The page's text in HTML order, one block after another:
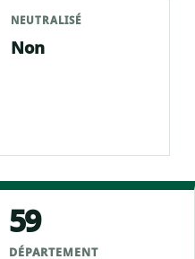
NEUTRALISÉ
Non
59
DÉPARTEMENT